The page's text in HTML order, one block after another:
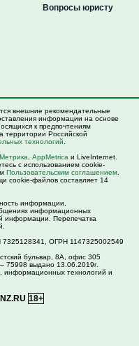
Вопросы юристу
внешние рекомендательные
информации на основе
к предпочтениям
территории Российской
технологий
AppMetrica и LiveInternet.
с использованием cookie-
Пользовательским соглашением
cookie-файлов составляет 14
информации,
информационных
информации. Перепечатка
ОГРН 1147325002549
бульвар, 8А, офис 305
выдано 13.06.2019г.
информационных технологий и
18+